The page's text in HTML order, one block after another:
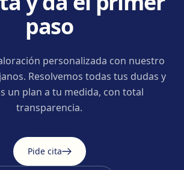
paso
personalizada con nuestro
Resolvemos todas tus dudas y
un plan a tu medida, con total
transparencia.
Pide cita